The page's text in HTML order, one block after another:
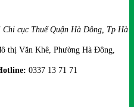
cục Thuế Quận Hà Đông, Tp Hà
thị Văn Khê, Phường Hà Đông,
0337 13 71 71